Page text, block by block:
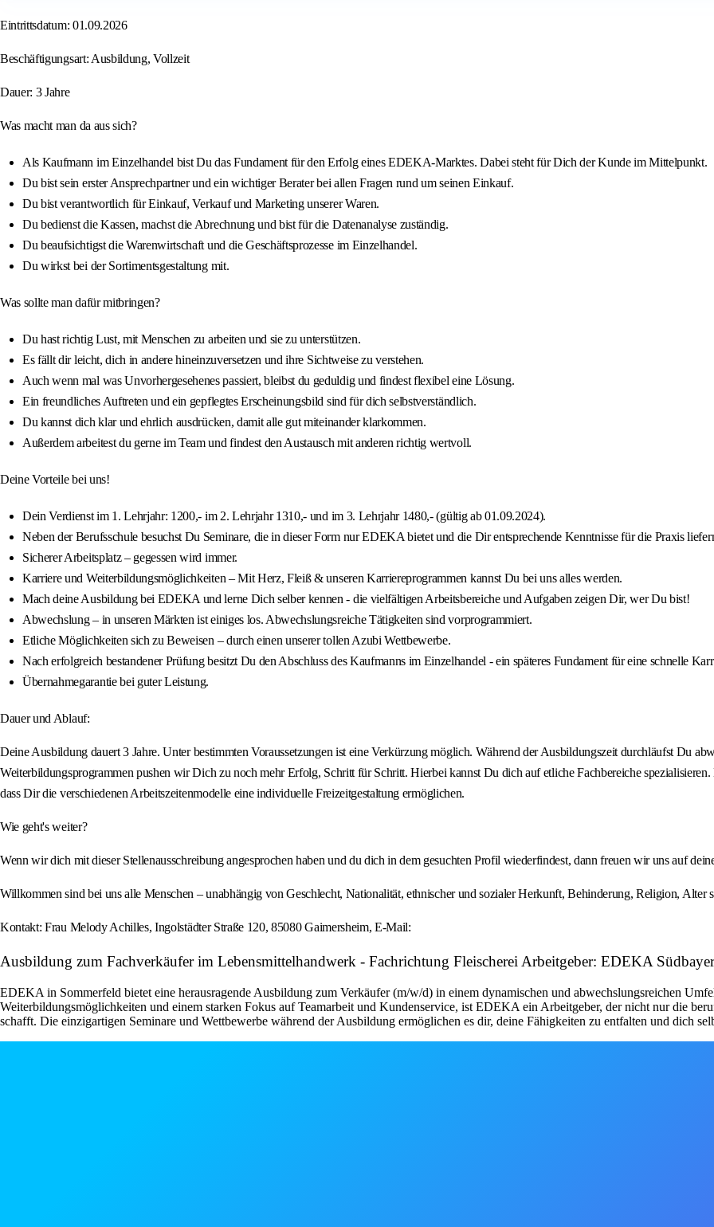
Eintrittsdatum: 01.09.2026
Beschäftigungsart: Ausbildung, Vollzeit
Dauer: 3 Jahre
Was macht man da aus sich?
Als Kaufmann im Einzelhandel bist Du das Fundament für den Erfolg eines EDEKA-Marktes. Dabei steht für Dich der Kunde im Mittelpunkt.
Du bist sein erster Ansprechpartner und ein wichtiger Berater bei allen Fragen rund um seinen Einkauf.
Du bist verantwortlich für Einkauf, Verkauf und Marketing unserer Waren.
Du bedienst die Kassen, machst die Abrechnung und bist für die Datenanalyse zuständig.
Du beaufsichtigst die Warenwirtschaft und die Geschäftsprozesse im Einzelhandel.
Du wirkst bei der Sortimentsgestaltung mit.
Was sollte man dafür mitbringen?
Du hast richtig Lust, mit Menschen zu arbeiten und sie zu unterstützen.
Es fällt dir leicht, dich in andere hineinzuversetzen und ihre Sichtweise zu verstehen.
Auch wenn mal was Unvorhergesehenes passiert, bleibst du geduldig und findest flexibel eine Lösung.
Ein freundliches Auftreten und ein gepflegtes Erscheinungsbild sind für dich selbstverständlich.
Du kannst dich klar und ehrlich ausdrücken, damit alle gut miteinander klarkommen.
Außerdem arbeitest du gerne im Team und findest den Austausch mit anderen richtig wertvoll.
Deine Vorteile bei uns!
Dein Verdienst im 1. Lehrjahr: 1200,- im 2. Lehrjahr 1310,- und im 3. Lehrjahr 1480,- (gültig ab 01.09.2024).
Neben der Berufsschule besuchst Du Seminare, die in dieser Form nur EDEKA bietet und die Dir entsprechende Kenntnisse für die Praxis
Sicherer Arbeitsplatz – gegessen wird immer.
Karriere und Weiterbildungsmöglichkeiten – Mit Herz, Fleiß & unseren Karriereprogrammen kannst Du bei uns alles werden.
Mach deine Ausbildung bei EDEKA und lerne Dich selber kennen - die vielfältigen Arbeitsbereiche und Aufgaben zeigen Dir, wer Du bist!
Abwechslung – in unseren Märkten ist einiges los. Abwechslungsreiche Tätigkeiten sind vorprogrammiert.
Etliche Möglichkeiten sich zu Beweisen – durch einen unserer tollen Azubi Wettbewerbe.
Nach erfolgreich bestandener Prüfung besitzt Du den Abschluss des Kaufmanns im Einzelhandel - ein späteres Fundament für eine schnelle
Übernahmegarantie bei guter Leistung.
Dauer und Ablauf:
Deine Ausbildung dauert 3 Jahre. Unter bestimmten Voraussetzungen ist eine Verkürzung möglich. Während der Ausbildungszeit durchläufst Du
Weiterbildungsprogrammen pushen wir Dich zu noch mehr Erfolg, Schritt für Schritt. Hierbei kannst Du dich auf etliche Fachbereiche
dass Dir die verschiedenen Arbeitszeitenmodelle eine individuelle Freizeitgestaltung ermöglichen.
Wie geht's weiter?
Wenn wir dich mit dieser Stellenausschreibung angesprochen haben und du dich in dem gesuchten Profil wiederfindest, dann freuen wir uns auf
Willkommen sind bei uns alle Menschen – unabhängig von Geschlecht, Nationalität, ethnischer und sozialer Herkunft, Behinderung, Religion, Alter
Kontakt: Frau Melody Achilles, Ingolstädter Straße 120, 85080 Gaimersheim, E-Mail:
Ausbildung zum Fachverkäufer im Lebensmittelhandwerk - Fachrichtung Fleischerei Arbeitgeber: EDEKA
EDEKA in Sommerfeld bietet eine herausragende Ausbildung zum Verkäufer (m/w/d) in einem dynamischen und abwechslungsreichen
Weiterbildungsmöglichkeiten und einem starken Fokus auf Teamarbeit und Kundenservice, ist EDEKA ein Arbeitgeber, der nicht nur die
schafft. Die einzigartigen Seminare und Wettbewerbe während der Ausbildung ermöglichen es dir, deine Fähigkeiten zu entfalten und dich